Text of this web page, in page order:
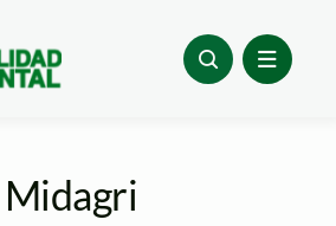
Midagri